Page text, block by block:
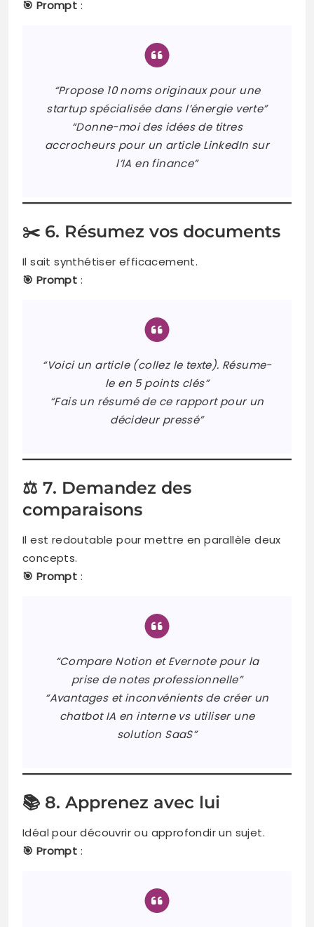
🎯 Prompt :
“Propose 10 noms originaux pour une
startup spécialisée dans l’énergie verte”
“Donne-moi des idées de titres
accrocheurs pour un article LinkedIn sur
l’IA en finance”
✂️ 6. Résumez vos documents
Il sait synthétiser efficacement.
🎯 Prompt :
“Voici un article (collez le texte). Résume-
le en 5 points clés”
“Fais un résumé de ce rapport pour un
décideur pressé”
⚖️ 7. Demandez des
comparaisons
Il est redoutable pour mettre en parallèle deux
concepts.
🎯 Prompt :
“Compare Notion et Evernote pour la
prise de notes professionnelle”
“Avantages et inconvénients de créer un
chatbot IA en interne vs utiliser une
solution SaaS”
📚 8. Apprenez avec lui
Idéal pour découvrir ou approfondir un sujet.
🎯 Prompt :